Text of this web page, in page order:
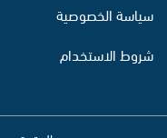
سياسة الخصوصية
شروط الاستخدام